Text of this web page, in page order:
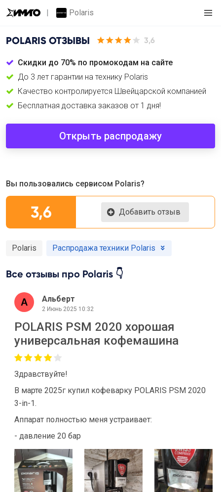
Polaris
POLARIS ОТЗЫВЫ 3,6
Cкидки до 70% по промокодам на сайте
До 3 лет гарантии на технику Polaris
Качество контролируется Швейцарской компанией
Бесплатная доставка заказов от 1 дня!
Открыть распродажу
Вы пользовались сервисом Polaris?
3,6 Добавить отзыв
Polaris Распродажа техники Polaris
Все отзывы про Polaris 👇
Альберт
2 Июнь 2025 10:32
POLARIS PSM 2020 хорошая
универсальная кофемашина
Здравствуйте!
В марте 2025г купил кофеварку POLARIS PSM 2020
3-in-1.
Аппарат полностью меня устраивает:
- давление 20 бар